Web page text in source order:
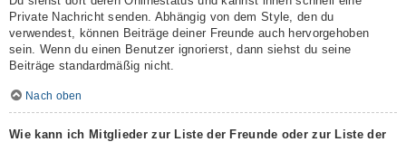
Private Nachricht senden. Abhängig von dem Style, den du
verwendest, können Beiträge deiner Freunde auch hervorgehoben
sein. Wenn du einen Benutzer ignorierst, dann siehst du seine
Beiträge standardmäßig nicht.
Nach oben
Wie kann ich Mitglieder zur Liste der Freunde oder zur Liste der